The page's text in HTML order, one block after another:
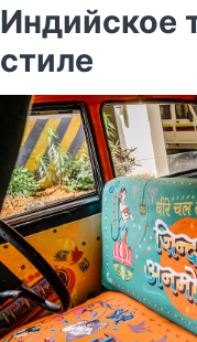
Индийское
стиле